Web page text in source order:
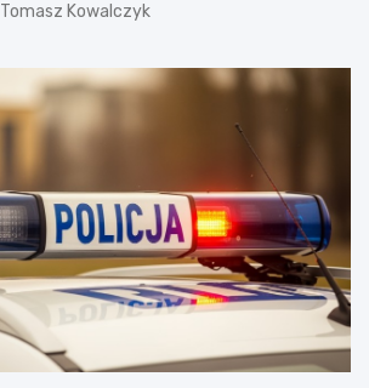
Tomasz Kowalczyk